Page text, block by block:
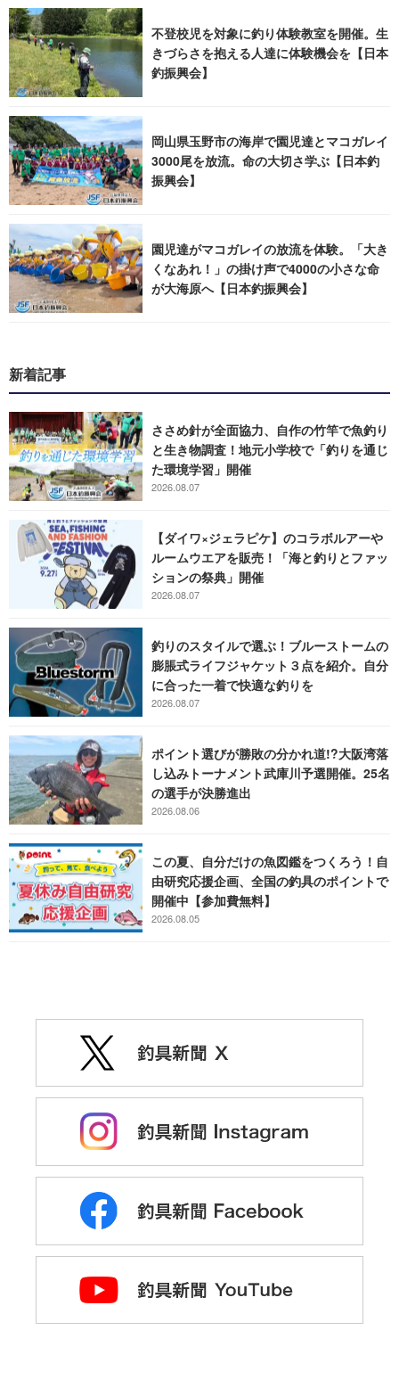
不登校児を対象に釣り体験教室を開催。生
きづらさを抱える人達に体験機会を【日本
釣振興会】
岡山県玉野市の海岸で園児達とマコガレイ
3000尾を放流。命の大切さ学ぶ【日本釣
振興会】
園児達がマコガレイの放流を体験。「大き
くなあれ！」の掛け声で4000の小さな命
が大海原へ【日本釣振興会】
新着記事
ささめ針が全面協力、自作の竹竿で魚釣り
と生き物調査！地元小学校で「釣りを通じ
た環境学習」開催
2026.08.07
【ダイワ×ジェラピケ】のコラボルアーや
ルームウエアを販売！「海と釣りとファッ
ションの祭典」開催
2026.08.07
釣りのスタイルで選ぶ！ブルーストームの
膨脹式ライフジャケット３点を紹介。自分
に合った一着で快適な釣りを
2026.08.07
ポイント選びが勝敗の分かれ道!?大阪湾落
し込みトーナメント武庫川予選開催。25名
の選手が決勝進出
2026.08.06
この夏、自分だけの魚図鑑をつくろう！自
由研究応援企画、全国の釣具のポイントで
開催中【参加費無料】
2026.08.05